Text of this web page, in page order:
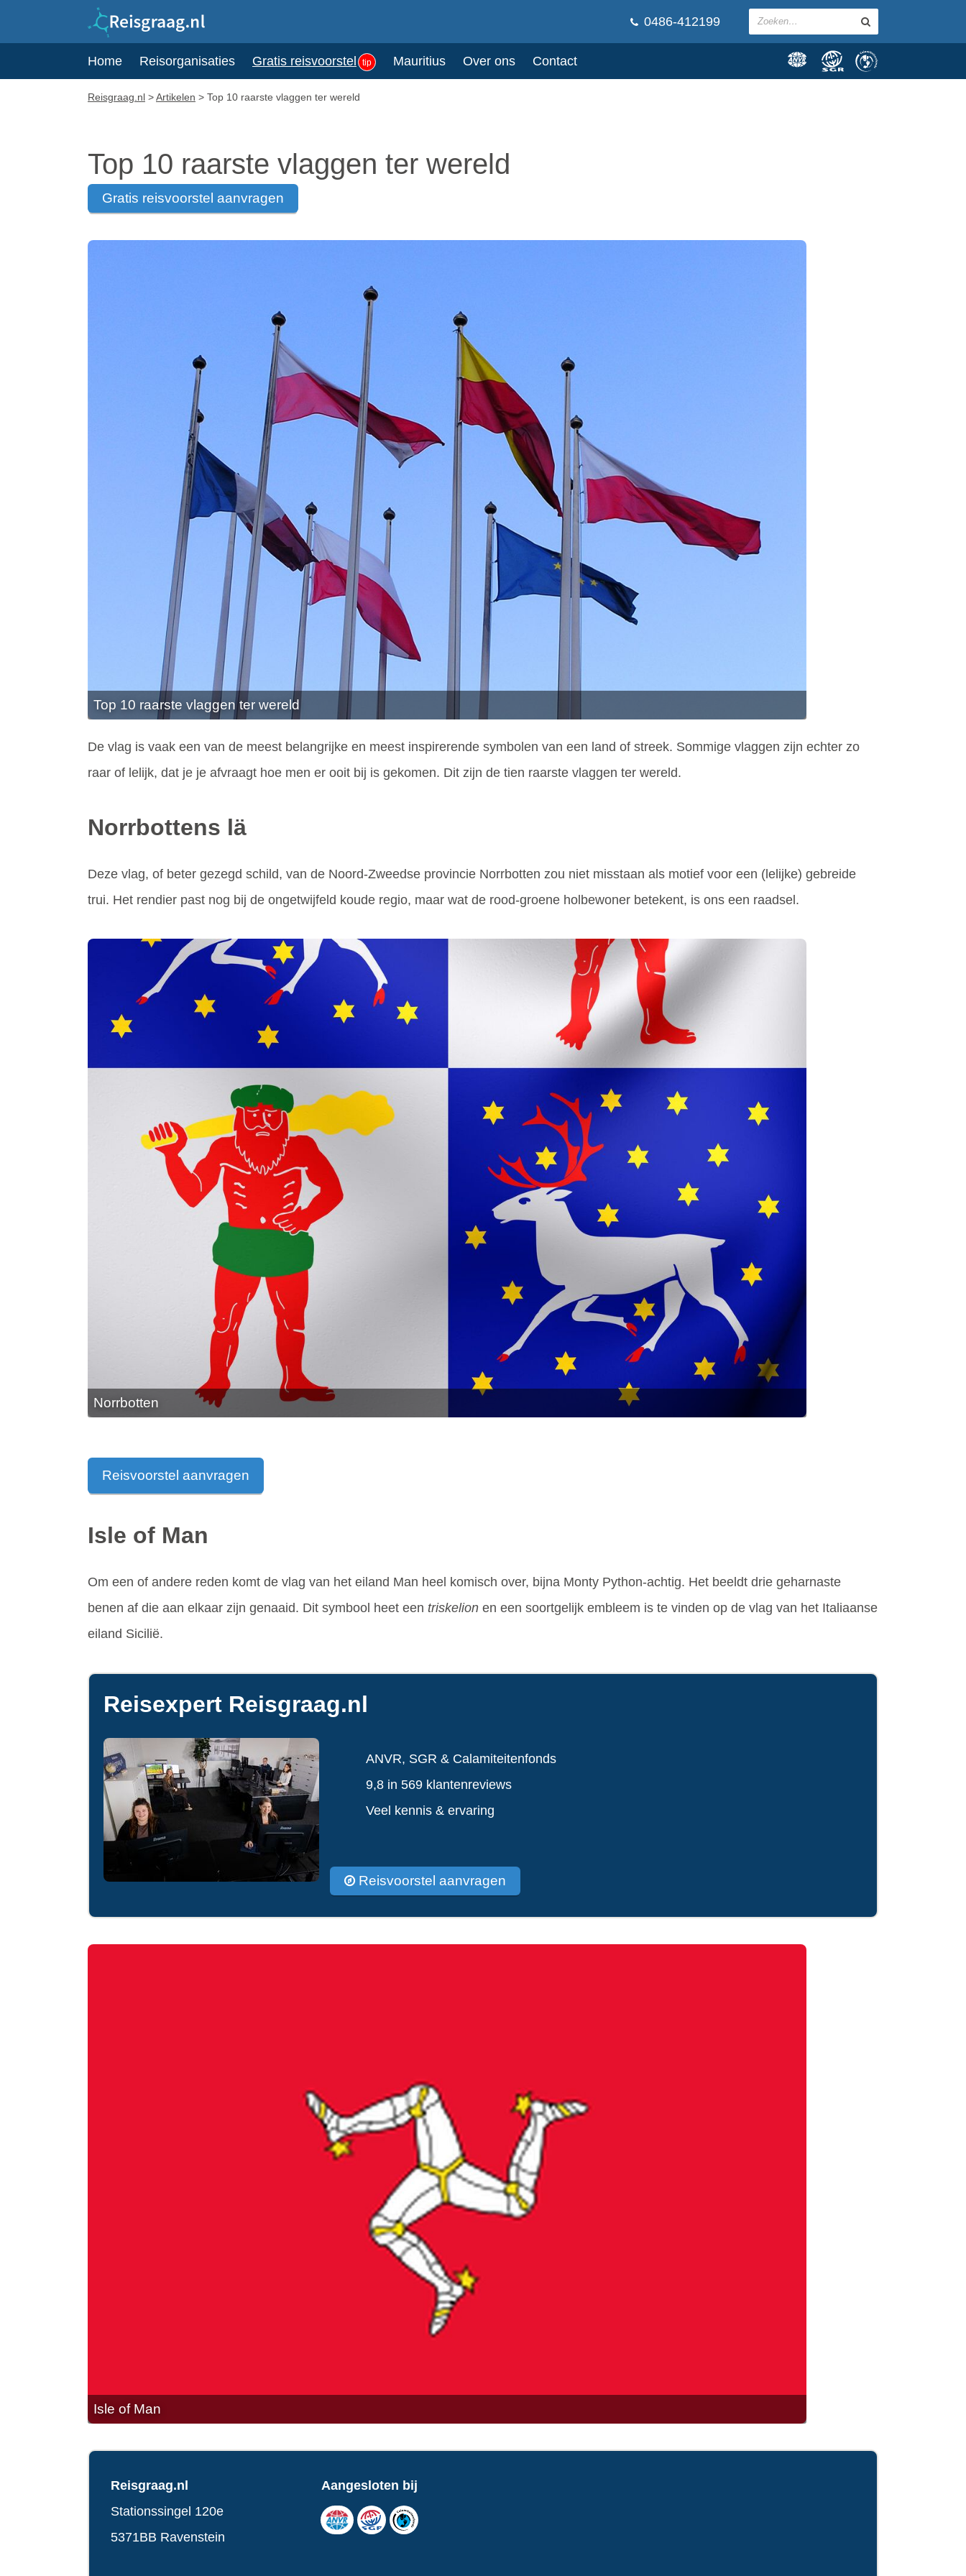
0486-412199
Home Reisorganisaties Gratis reisvoorstel tip Mauritius Over ons Contact
Reisgraag.nl >Artikelen > Top 10 raarste vlaggen ter wereld
Top 10 raarste vlaggen ter wereld
gratis reisvoorstel aanvragen
Top 10 raarste vlaggen ter wereld
De vlag is vaak een van de meest belangrijke en meest inspirerende symbolen van een land of streek. Sommige vlaggen zijn echter zo
raar of lelijk, dat je je afvraagt hoe men er ooit bij is gekomen. Dit zijn de tien raarste vlaggen ter wereld.
Norrbottens lä
Deze vlag, of beter gezegd schild, van de Noord-Zweedse provincie Norrbotten zou niet misstaan als motief voor een (lelijke) gebreide
trui. Het rendier past nog bij de ongetwijfeld koude regio, maar wat de rood-groene holbewoner betekent, is ons een raadsel.
Norrbotten
Reisvoorstel aanvragen
Isle of Man
Om een of andere reden komt de vlag van het eiland Man heel komisch over, bijna Monty Python-achtig. Het beeldt drie geharnaste
benen af die aan elkaar zijn genaaid. Dit symbool heet een triskelion en een soortgelijk embleem is te vinden op de vlag van het Italiaanse
eiland Sicilië.
Reisexpert Reisgraag.nl
ANVR, SGR & Calamiteitenfonds
9,8 in 569 klantenreviews
Veel kennis & ervaring
Reisvoorstel aanvragen
Isle of Man
Reisgraag.nl
Stationssingel 120e
5371BB Ravenstein
Aangesloten bij